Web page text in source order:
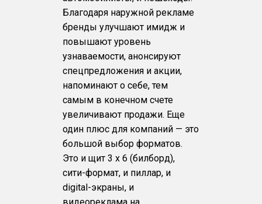
Благодаря наружной рекламе
бренды улучшают имидж и
повышают уровень
узнаваемости, анонсируют
спецпредложения и акции,
напоминают о себе, тем
самым в конечном счете
увеличивают продажи. Еще
один плюс для компаний — это
большой выбор форматов.
Это и щит 3 х 6 (билборд),
сити-формат, и пиллар, и
digital-экраны, и